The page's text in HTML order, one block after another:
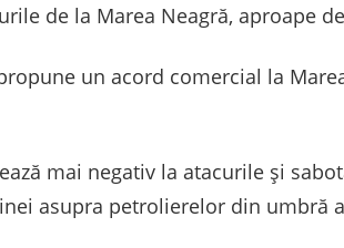
de la Marea Neagră, aproape
un acord comercial la
mai negativ la atacurile și
asupra petrolierelor din umbră